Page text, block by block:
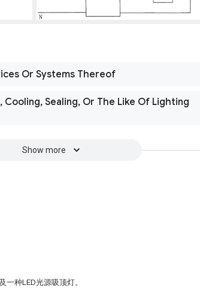
Or Systems Thereof
Sealing, Or The Like Of Lighting
Show more
一种LED光源吸顶灯。